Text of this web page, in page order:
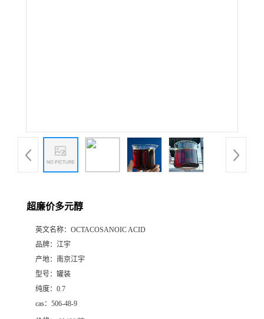
超廉价多元醇
英文名称： OCTACOSANOIC ACID
品牌： 江宇
产地： 南京江宇
型号： 罐装
纯度： 0.7
cas： 506-48-9